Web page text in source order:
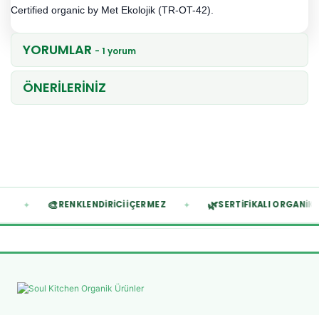
Certified organic by Met Ekolojik (TR-OT-42).
YORUMLAR - 1 yorum
ÖNERİLERİNİZ
✦ 🎨RENKLENDIRICI İÇERMEZ ✦ 🌿SERTIFIKALI